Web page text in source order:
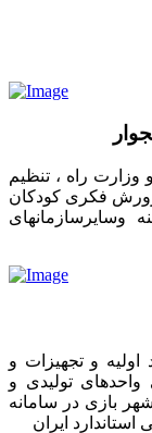
راه ، تنظیم
فکری کودکان
وسایرسازمانهای
اولیه و تجهیزات و
تولیدی و
بازی در سامانه
ایران